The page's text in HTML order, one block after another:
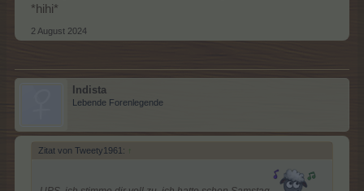
*hihi*
2 August 2024
Indista
Lebende Forenlegende
Zitat von Tweety1961: ↑